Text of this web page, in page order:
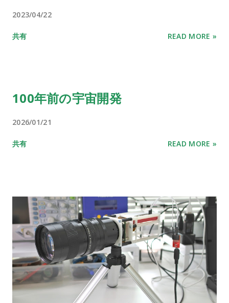
2023/04/22
共有 READ MORE »
100年前の宇宙開発
2026/01/21
共有 READ MORE »